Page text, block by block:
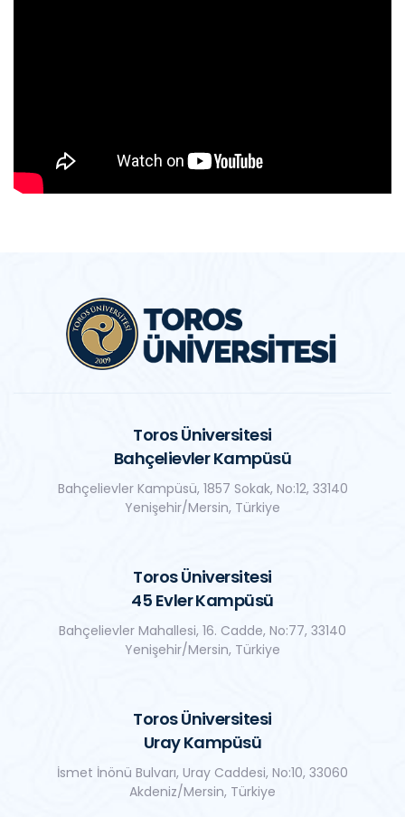
Toros Üniversitesi
Bahçelievler Kampüsü
Bahçelievler Kampüsü, 1857 Sokak, No:12, 33140
Yenişehir/Mersin, Türkiye
Toros Üniversitesi
45 Evler Kampüsü
Bahçelievler Mahallesi, 16. Cadde, No:77, 33140
Yenişehir/Mersin, Türkiye
Toros Üniversitesi
Uray Kampüsü
İsmet İnönü Bulvarı, Uray Caddesi, No:10, 33060
Akdeniz/Mersin, Türkiye